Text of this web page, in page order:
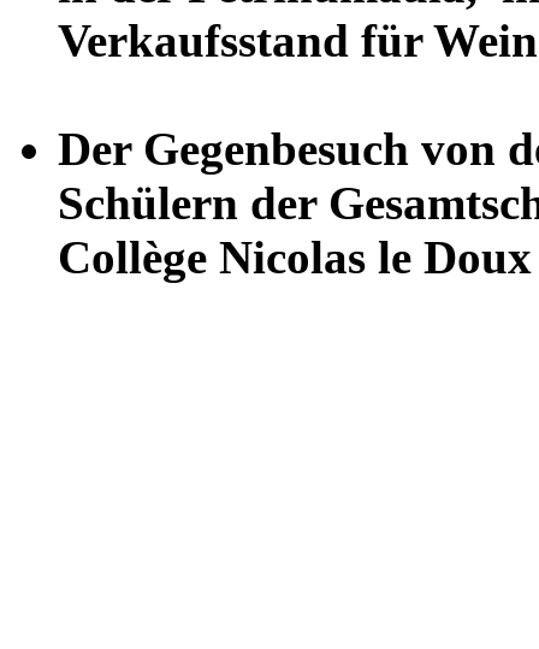
Verkaufsstand für
Der Gegenbesuch von
Schülern der
Collège Nicolas le